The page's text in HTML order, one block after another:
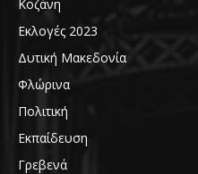
Κοζάνη
Εκλογές 2023
Δυτική Μακεδονία
Φλώρινα
Πολιτική
Εκπαίδευση
Γρεβενά